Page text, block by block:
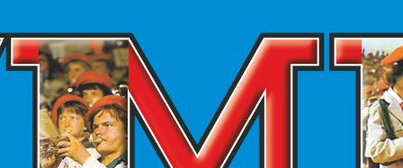
Mitgliedsorchester
Presseartikel
ZMK-OrgTeam